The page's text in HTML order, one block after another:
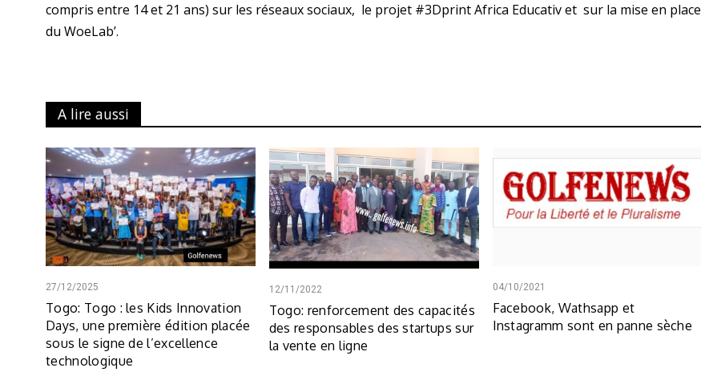
compris entre 14 et 21 ans) sur les réseaux sociaux, le projet #3Dprint Africa Educativ et sur la mise en place
du WoeLab’.
A lire aussi
27/12/2025
Togo: Togo : les Kids Innovation
Days, une première édition placée
sous le signe de l’excellence
technologique
12/11/2022
Togo: renforcement des capacités
des responsables des startups sur
la vente en ligne
04/10/2021
Facebook, Wathsapp et
Instagramm sont en panne sèche